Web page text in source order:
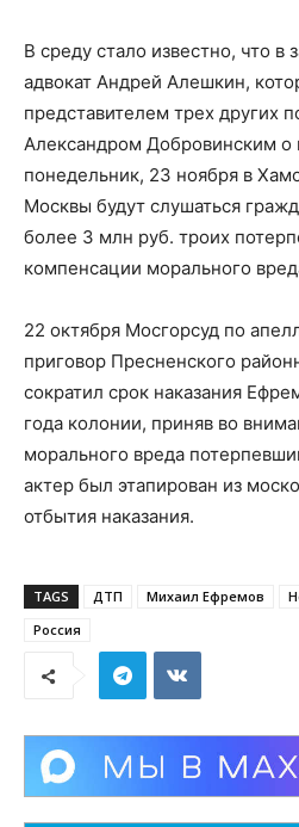
В среду стало известно, что в
адвокат Андрей Алешкин,
представителем трех других
Александром Добровинским о
понедельник, 23 ноября в
Москвы будут слушаться
более 3 млн руб. троих
компенсации морального
22 октября Мосгорсуд по
приговор Пресненского
сократил срок наказания
года колонии, приняв во
морального вреда
актер был этапирован из
отбытия наказания.
TAGS ДТП Михаил Ефремов
Россия